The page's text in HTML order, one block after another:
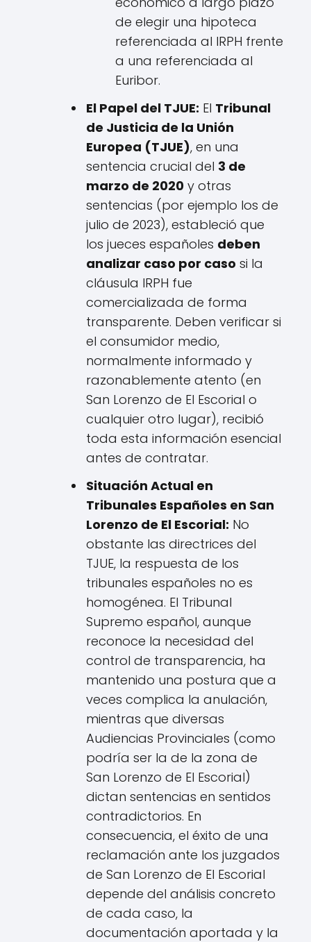
de elegir una hipoteca
referenciada al IRPH frente
a una referenciada al
Euribor.
El Papel del TJUE: El Tribunal
de Justicia de la Unión
Europea (TJUE), en una
sentencia crucial del 3 de
marzo de 2020 y otras
sentencias (por ejemplo los de
julio de 2023), estableció que
los jueces españoles deben
analizar caso por caso si la
cláusula IRPH fue
comercializada de forma
transparente. Deben verificar si
el consumidor medio,
normalmente informado y
razonablemente atento (en
San Lorenzo de El Escorial o
cualquier otro lugar), recibió
toda esta información esencial
antes de contratar.
Situación Actual en
Tribunales Españoles en San
Lorenzo de El Escorial: No
obstante las directrices del
TJUE, la respuesta de los
tribunales españoles no es
homogénea. El Tribunal
Supremo español, aunque
reconoce la necesidad del
control de transparencia, ha
mantenido una postura que a
veces complica la anulación,
mientras que diversas
Audiencias Provinciales (como
podría ser la de la zona de
San Lorenzo de El Escorial)
dictan sentencias en sentidos
contradictorios. En
consecuencia, el éxito de una
reclamación ante los juzgados
de San Lorenzo de El Escorial
depende del análisis concreto
de cada caso, la
documentación aportada y la